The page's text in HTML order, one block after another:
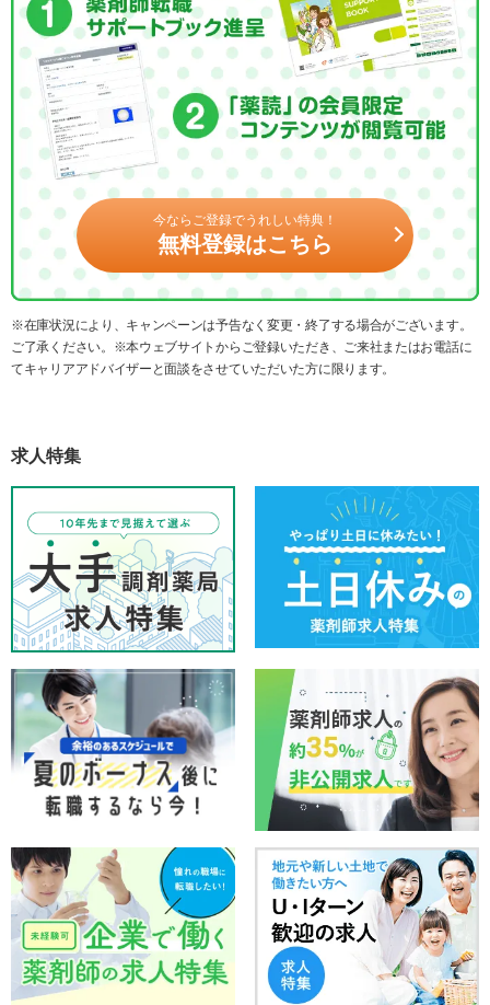
今ならご登録でうれしい特典！
無料登録はこちら
※在庫状況により、キャンペーンは予告なく変更・終了する場合がございます。
ご了承ください。※本ウェブサイトからご登録いただき、ご来社またはお電話に
てキャリアアドバイザーと面談をさせていただいた方に限ります。
求人特集